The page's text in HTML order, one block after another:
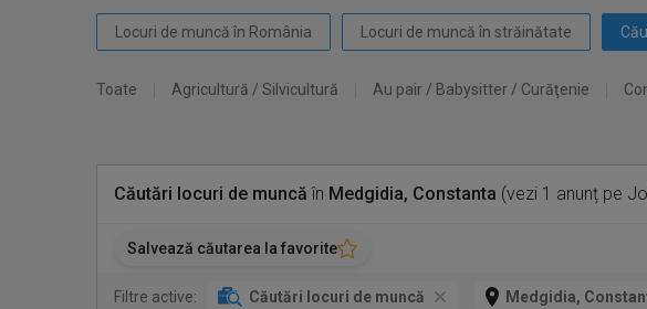
Locuri de muncă în România Locuri de muncă în străinătate
Toate Agricultură / Silvicultură Au pair / Babysitter / Curăţenie
Căutări locuri de muncă în Medgidia, Constanta (vezi 1 anunț pe
Salvează căutarea la favorite
Filtre active: Căutări locuri de muncă Medgidia,